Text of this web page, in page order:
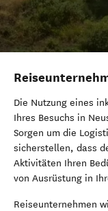
Die Nutzung eines
Ihres Besuchs in
Sorgen um die
sicherstellen, dass
Aktivitäten Ihren
von Ausrüstung in
Reiseunternehmen